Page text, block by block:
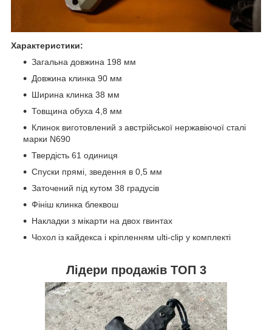
Характеристики:
Загальна довжина 198 мм ️
Довжина клинка 90 мм ️
Ширина клинка 38 мм ️
Товщина обуха 4,8 мм
Клинок виготовлений з австрійської нержавіючої сталі
марки N690
Твердість 61 одиниця
Спуски прямі, зведення в 0,5 мм
Заточений під кутом 38 градусів
Фініш клинка блеквош
Накладки з мікарти на двох гвинтах
Чохол із кайдекса і кріпленням ulti-clip у комплекті
Лідери продажів ТОП 3